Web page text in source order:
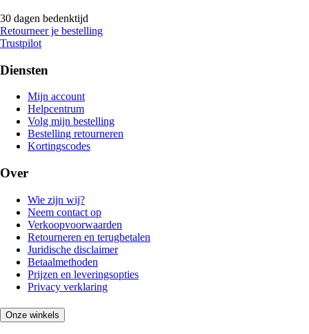
30 dagen bedenktijd
Retourneer je bestelling
Trustpilot
Diensten
Mijn account
Helpcentrum
Volg mijn bestelling
Bestelling retourneren
Kortingscodes
Over
Wie zijn wij?
Neem contact op
Verkoopvoorwaarden
Retourneren en terugbetalen
Juridische disclaimer
Betaalmethoden
Prijzen en leveringsopties
Privacy verklaring
Onze winkels